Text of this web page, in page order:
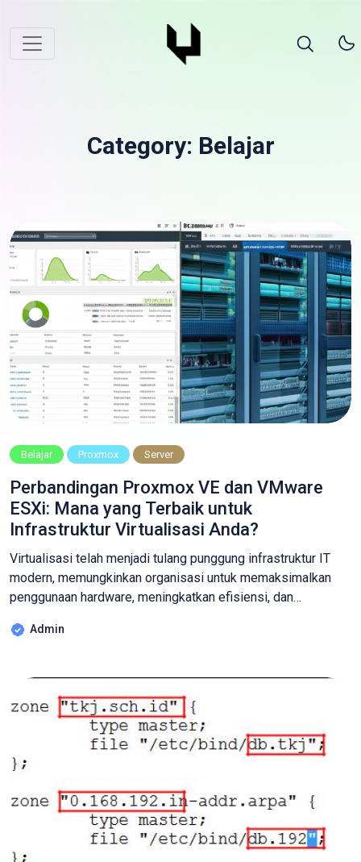
Category: Belajar
Belajar Proxmox Server
Perbandingan Proxmox VE dan VMware
ESXi: Mana yang Terbaik untuk
Infrastruktur Virtualisasi Anda?
Virtualisasi telah menjadi tulang punggung infrastruktur IT
modern, memungkinkan organisasi untuk memaksimalkan
penggunaan hardware, meningkatkan efisiensi, dan
nama besar yang sering dibandingkan adalah Proxmox VE
namun memiliki filosofi dan target pengguna yang berbeda.
Artikel ini akan mengupas tuntas perbandingan antara […]
Admin